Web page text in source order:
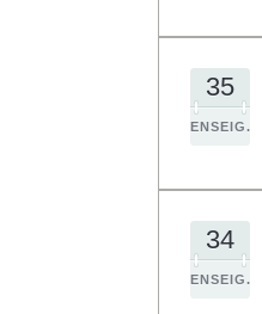
35
ENSEIG.
34
ENSEIG.